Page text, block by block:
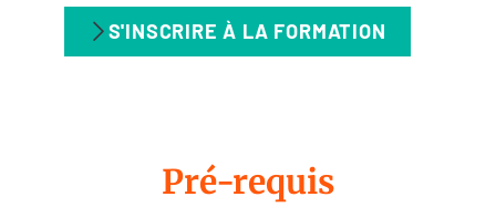
S'INSCRIRE À LA FORMATION
Pré-requis